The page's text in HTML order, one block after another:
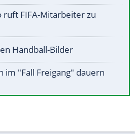
FIFA-Mitarbeiter zu
Handball-Bilder
im "Fall Freigang" dauern